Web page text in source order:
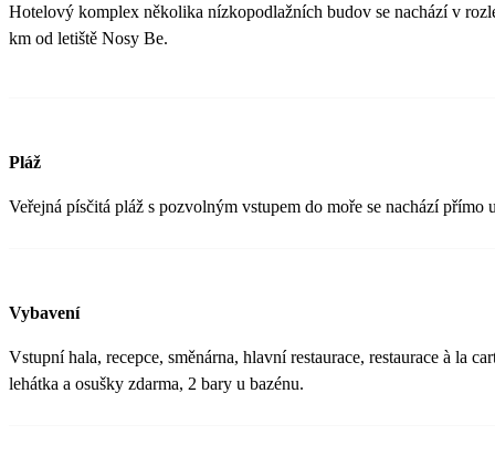
Hotelový komplex několika nízkopodlažních budov se nachází v
km od letiště Nosy Be.
Pláž
Veřejná písčitá pláž s pozvolným vstupem do moře se nachází
Vybavení
Vstupní hala, recepce, směnárna, hlavní restaurace, restaurace à la
lehátka a osušky zdarma, 2 bary u bazénu.